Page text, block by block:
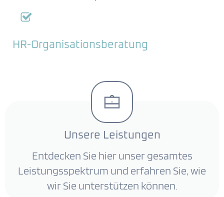
HR-Organisationsberatung
Unsere Leistungen
Entdecken Sie hier unser gesamtes
Leistungsspektrum und erfahren Sie, wie
wir Sie unterstützen können.